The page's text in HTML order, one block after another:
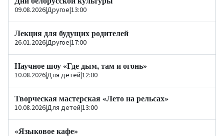
09.08.2026|Другое|13:00
Лекция для будущих родителей
26.01.2026|Другое|17:00
Научное шоу «Где дым, там и огонь»
10.08.2026|Для детей|12:00
Творческая мастерская «Лето на рельсах»
10.08.2026|Для детей|13:00
«Языковое кафе»